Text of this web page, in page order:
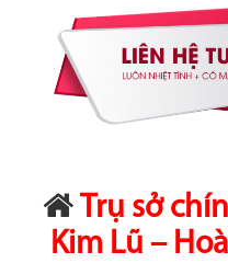
Trụ sở
Kim Lũ –